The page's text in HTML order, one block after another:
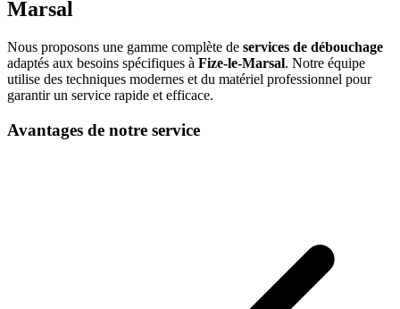
Marsal
Nous proposons une gamme complète de services de débouchage
adaptés aux besoins spécifiques à Fize-le-Marsal. Notre équipe
utilise des techniques modernes et du matériel professionnel pour
garantir un service rapide et efficace.
Avantages de notre service